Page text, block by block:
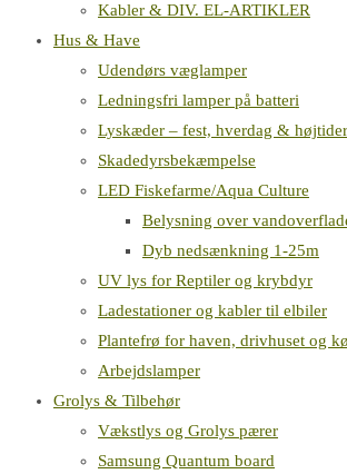
Kabler & DIV. EL-ARTIKLER
Hus & Have
Udendørs væglamper
Ledningsfri lamper på batteri
Lyskæder – fest, hverdag & højtider
Skadedyrsbekæmpelse
LED Fiskefarme/Aqua Culture
Belysning over
Dyb nedsænkning 1-25m
UV lys for Reptiler og krybdyr
Ladestationer og kabler til elbiler
Plantefrø for haven, drivhuset og
Arbejdslamper
Grolys & Tilbehør
Vækstlys og Grolys pærer
Samsung Quantum board